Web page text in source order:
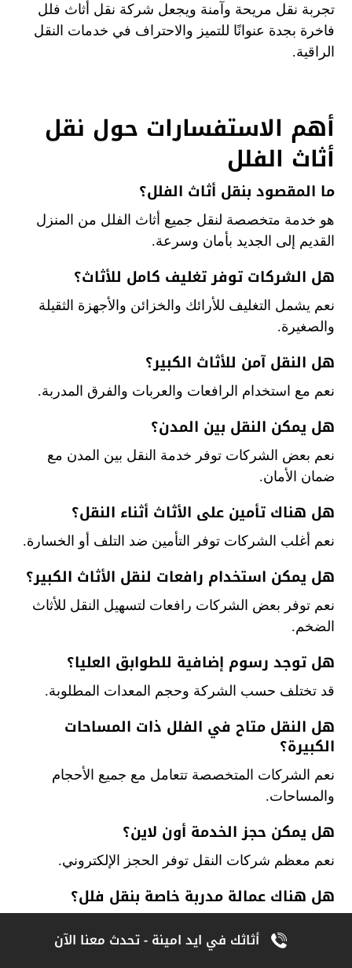
تجربة نقل مريحة وآمنة ويجعل شركة نقل أثاث فلل
فاخرة بجدة عنوانًا للتميز والاحتراف في خدمات النقل
الراقية.
أهم الاستفسارات حول نقل
أثاث الفلل
ما المقصود بنقل أثاث الفلل؟
هو خدمة متخصصة لنقل جميع أثاث الفلل من المنزل
القديم إلى الجديد بأمان وسرعة.
هل الشركات توفر تغليف كامل للأثاث؟
نعم يشمل التغليف للأرائك والخزائن والأجهزة الثقيلة
والصغيرة.
هل النقل آمن للأثاث الكبير؟
نعم مع استخدام الرافعات والعربات والفرق المدربة.
هل يمكن النقل بين المدن؟
نعم بعض الشركات توفر خدمة النقل بين المدن مع
ضمان الأمان.
هل هناك تأمين على الأثاث أثناء النقل؟
نعم أغلب الشركات توفر التأمين ضد التلف أو الخسارة.
هل يمكن استخدام رافعات لنقل الأثاث الكبير؟
نعم توفر بعض الشركات رافعات لتسهيل النقل للأثاث
الضخم.
هل توجد رسوم إضافية للطوابق العليا؟
قد تختلف حسب الشركة وحجم المعدات المطلوبة.
هل النقل متاح في الفلل ذات المساحات
الكبيرة؟
نعم الشركات المتخصصة تتعامل مع جميع الأحجام
والمساحات.
هل يمكن حجز الخدمة أون لاين؟
نعم معظم شركات النقل توفر الحجز الإلكتروني.
هل هناك عمالة مدربة خاصة بنقل فلل؟
أثاثك في ايد امينة - تحدث معنا الآن